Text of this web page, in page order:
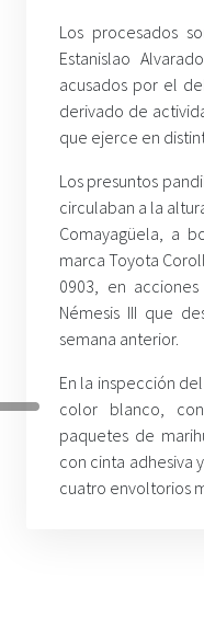
Los procesados
Estanislao
acusados por el
derivado de
que ejerce en
Los presuntos
circulaban a la
Comayagüela, a
marca Toyota
0903, en
Némesis III que
semana anterior.
En la inspección
color blanco,
paquetes de
con cinta adhesiva
cuatro envoltorios